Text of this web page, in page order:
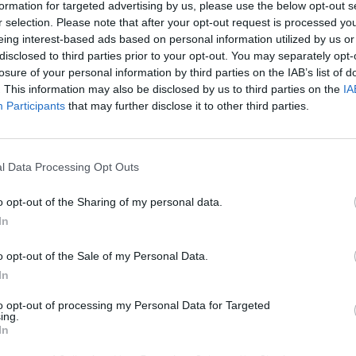
for targeted advertising by us, please use the below opt-out
selection. Please note that after your opt-out request is processed
interest-based ads based on personal information utilized by us
to third parties prior to your opt-out. You may separately
of your personal information by third parties on the IAB’s list of
This information may also be disclosed by us to third parties on the
Participants that may further disclose it to other third parties.
Data Processing Opt Outs
opt-out of the Sharing of my personal data.
opt-out of the Sale of my Personal Data.
opt-out of processing my Personal Data for Targeted
του νομού υποδέχθηκε τον υπουργό Προστασίας του
στο πλαίσιο της υπογραφής Μνημονίων
τους Δήμους Καλαμάτας και Μεσσήνης, δεσμεύτηκε από
Γιώτα Γεωργακοπούλου, πως ο Δήμος Οιχαλίας θα είναι
τέτοιο Μνημόνιο Συνεργασίας με το υπουργείο
κινήθηκε άμεσα, διεκδικητικά, σε αυτήν την